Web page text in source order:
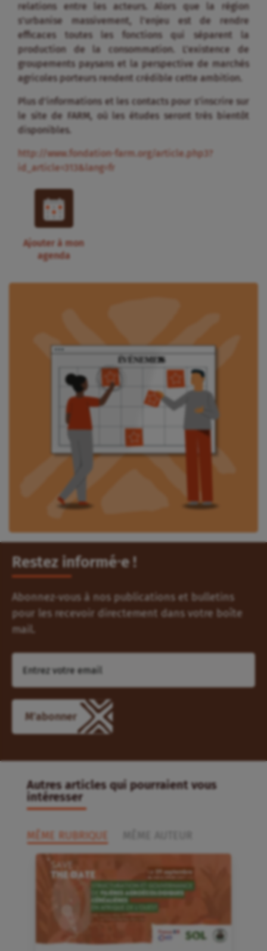
relations entre les acteurs. Alors que la région
s’urbanise massivement, l’enjeu est de rendre
efficaces toutes les fonctions qui séparent la
production de la consommation. L’existence de
groupements paysans et la perspective de marchés
agricoles porteurs rendent crédible cette ambition.
Plus d’informations et les contacts pour s’inscrire sur
le site de FARM, où les études seront très bientôt
disponibles.
http://www.fondation-farm.org/article.php3?
id_article=313&lang=fr
Ajouter à mon
agenda
Restez informé⸱e !
Abonnez-vous à nos publications et bulletins
pour les recevoir directement dans votre boîte
mail.
M'abonner
Autres articles qui pourraient vous
intéresser
MÊME RUBRIQUE